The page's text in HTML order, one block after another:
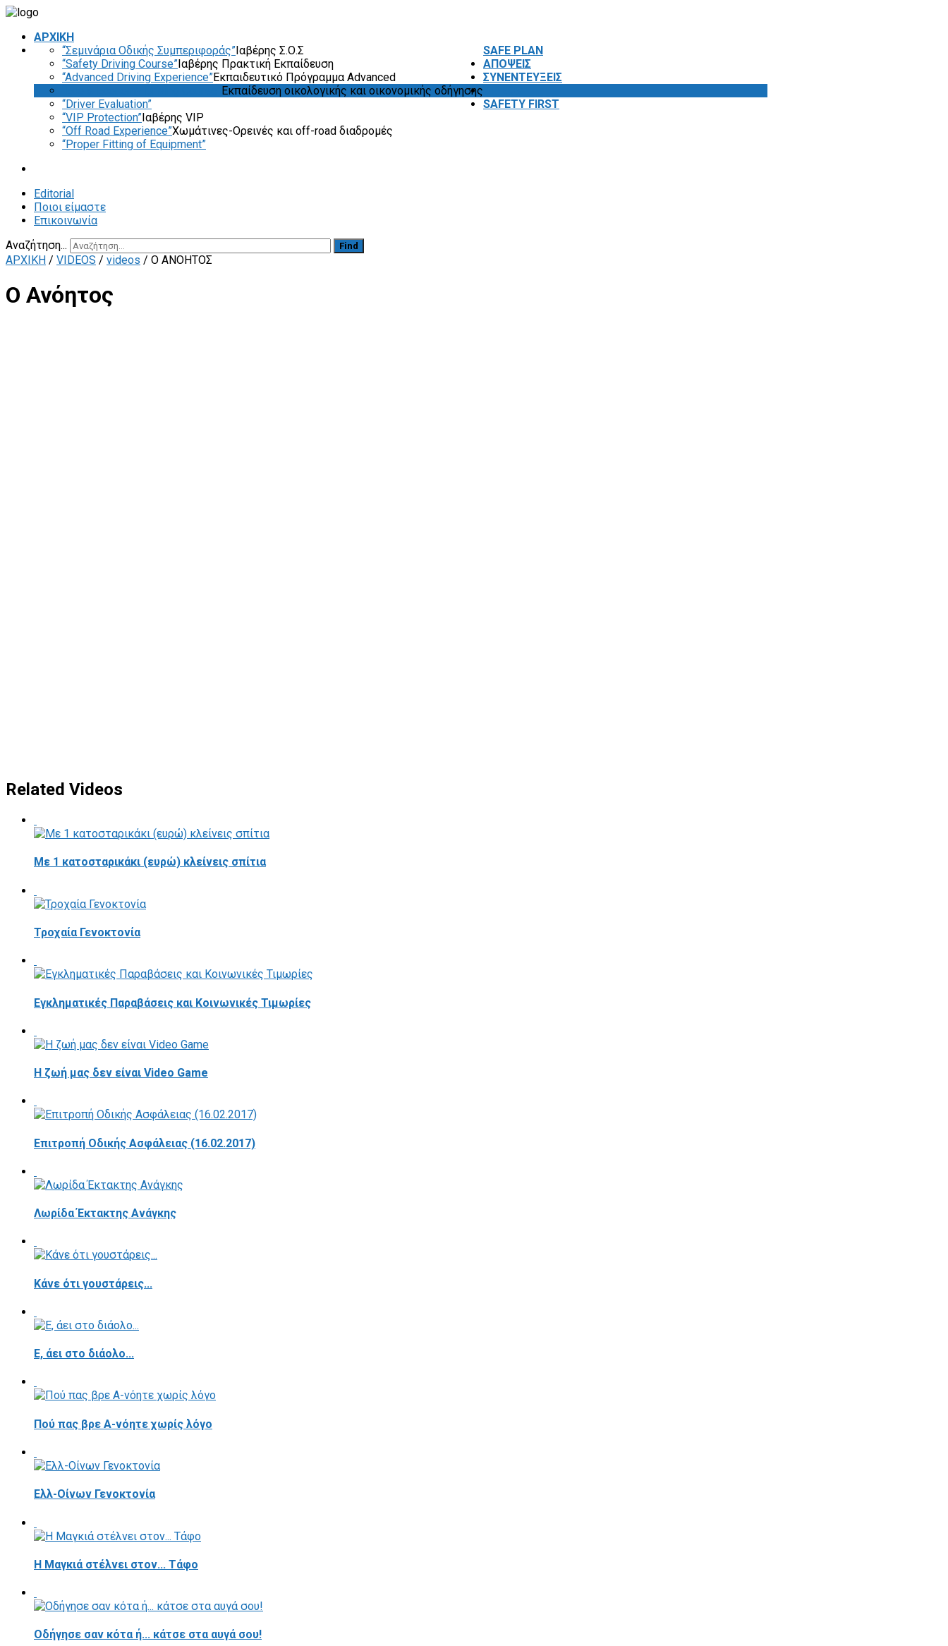
ΑΡΧΙΚΗ
SAFE PLAN
“Σεμινάρια Οδικής Συμπεριφοράς”Ιαβέρης Σ.Ο.Σ
“Safety Driving Course”Ιαβέρης Πρακτική Εκπαίδευση
“Advanced Driving Experience”Εκπαιδευτικό Πρόγραμμα Advanced
Εκπαίδευση οικολογικής και οικονομικής οδήγησης
“Driver Evaluation”
“VIP Protection”Ιαβέρης VIP
“Off Road Experience”Χωμάτινες-Ορεινές και off-road διαδρομές
“Proper Fitting of Equipment”
ΑΠΟΨΕΙΣ
ΣΥΝΕΝΤΕΥΞΕΙΣ
SAFETY FIRST
Editorial
Ποιοι είμαστε
Επικοινωνία
Αναζήτηση...
Find
ΑΡΧΙΚΗ / VIDEOS / videos / Ο ΑΝΌΗΤΟΣ
Ο Ανόητος
Related Videos
Με 1 κατοσταρικάκι (ευρώ) κλείνεις σπίτια
Τροχαία Γενοκτονία
Εγκληματικές Παραβάσεις και Κοινωνικές Τιμωρίες
Η ζωή μας δεν είναι Video Game
Επιτροπή Οδικής Ασφάλειας (16.02.2017)
Λωρίδα Έκτακτης Ανάγκης
Κάνε ότι γουστάρεις...
E, άει στο διάολο...
Πού πας βρε Α-νόητε χωρίς λόγο
Ελλ-Οίνων Γενοκτονία
H Μαγκιά στέλνει στον... Τάφο
Οδήγησε σαν κότα ή... κάτσε στα αυγά σου!